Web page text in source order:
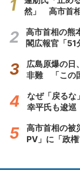
然」 高市首
高市首相の熊
閣広報官「51
広島原爆の日
非難 「この
なぜ「戻る
幸平氏も逡巡
高市首相の
PV」に「政